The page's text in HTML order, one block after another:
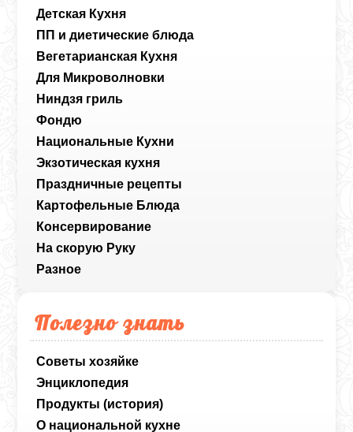
Детская Кухня
ПП и диетические блюда
Вегетарианская Кухня
Для Микроволновки
Ниндзя гриль
Фондю
Национальные Кухни
Экзотическая кухня
Праздничные рецепты
Картофельные Блюда
Консервирование
На скорую Руку
Разное
Полезно знать
Советы хозяйке
Энциклопедия
Продукты (история)
О национальной кухне